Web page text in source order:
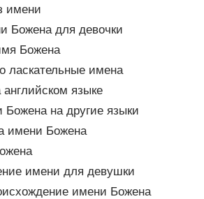
имени
Божена для девочки
Божена
ласкательные имена
языке
на другие языки
имени Божена
имени для девушки
имени Божена